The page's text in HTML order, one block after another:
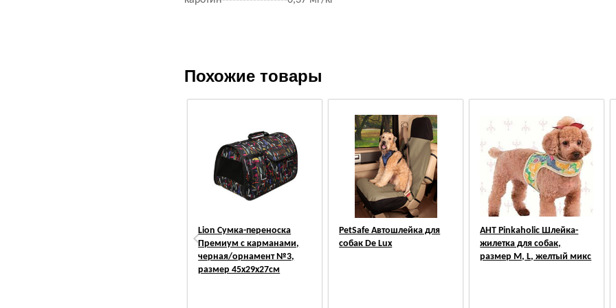
Похожие товары
Lion Сумка-переноска
Премиум с карманами,
черная/орнамент №3,
размер 45х29х27см
PetSafe Автошлейка для
собак De Lux
АНТ Pinkaholic Шлейка-
жилетка для собак,
размер M, L, желтый микс